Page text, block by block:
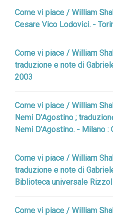
Come vi piace / William
Cesare Vico Lodovici. -
Come vi piace / William
traduzione e note di
2003
Come vi piace / William
Nemi D'Agostino ;
Nemi D'Agostino. - Milano :
Come vi piace / William
traduzione e note di
Biblioteca universale
Come vi piace / William